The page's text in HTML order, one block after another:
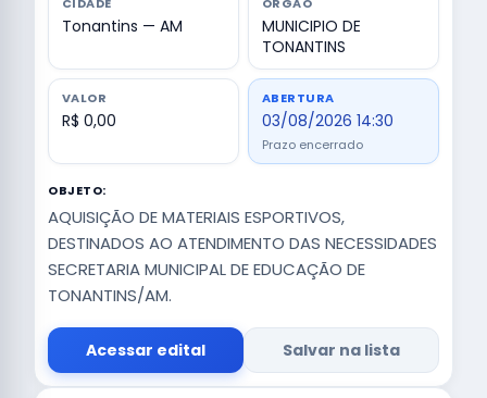
Tonantins — AM
MUNICIPIO DE
TONANTINS
VALOR
R$ 0,00
ABERTURA
03/08/2026 14:30
Prazo encerrado
OBJETO:
AQUISIÇÃO DE MATERIAIS ESPORTIVOS,
DESTINADOS AO ATENDIMENTO DAS NECESSIDADES
SECRETARIA MUNICIPAL DE EDUCAÇÃO DE
TONANTINS/AM.
Acessar edital Salvar na lista